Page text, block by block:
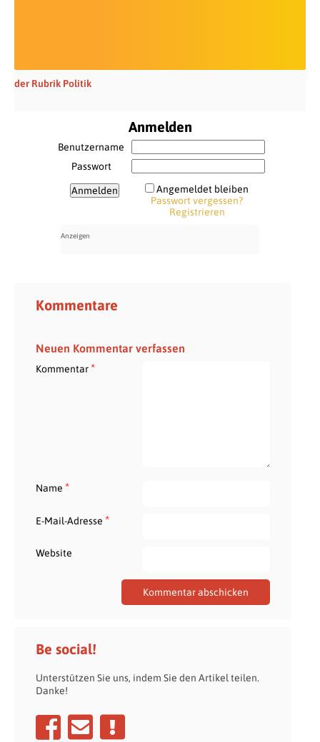
der Rubrik Politik
Anmelden
Benutzername
Passwort
Angemeldet bleiben
Passwort vergessen?
Registrieren
Kommentare
Neuen Kommentar verfassen
Kommentar*
Name *
E-Mail-Adresse *
Website
Be social!
Unterstützen Sie uns, indem Sie den Artikel teilen.
Danke!